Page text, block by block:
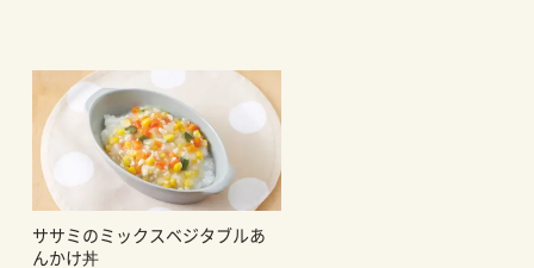
ササミのミックスベジタブルあ
んかけ丼